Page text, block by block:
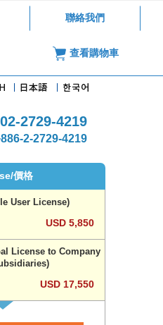
聯絡我們
查看購物車
02-2729-4219
2-2729-4219
價格
User License)
USD 5,850
License to Company
USD 17,550